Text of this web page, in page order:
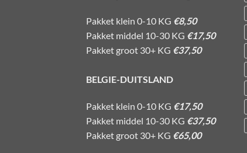
Pakket klein 0-10 KG €8,50
Pakket middel 10-30 KG €17,50
Pakket groot 30+ KG €37,50
BELGIE-DUITSLAND
Pakket klein 0-10 KG €17,50
Pakket middel 10-30 KG €37,50
Pakket groot 30+ KG €65,00